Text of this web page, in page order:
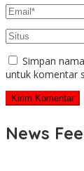
Simpan
untuk komentar
News